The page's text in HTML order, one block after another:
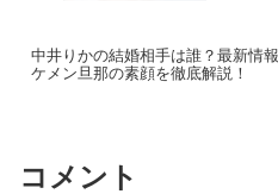
中井りかの結婚相手は誰？最新情
ケメン旦那の素顔を徹底解説！
コメント